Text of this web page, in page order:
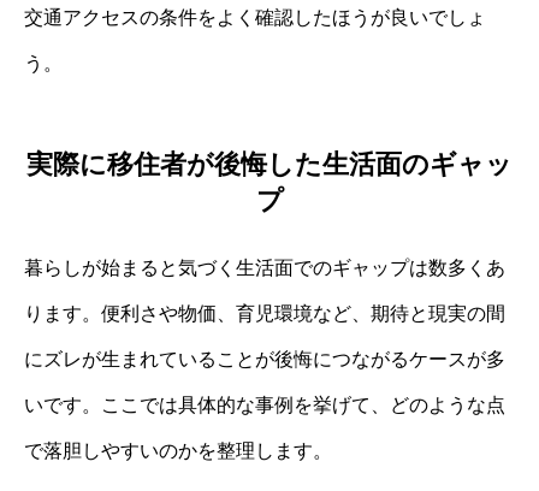
交通アクセスの条件をよく確認したほうが良いでしょ
う。
実際に移住者が後悔した生活面のギャッ
プ
暮らしが始まると気づく生活面でのギャップは数多くあ
ります。便利さや物価、育児環境など、期待と現実の間
にズレが生まれていることが後悔につながるケースが多
いです。ここでは具体的な事例を挙げて、どのような点
で落胆しやすいのかを整理します。